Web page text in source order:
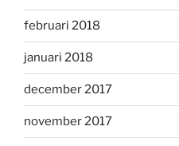
februari 2018
januari 2018
december 2017
november 2017